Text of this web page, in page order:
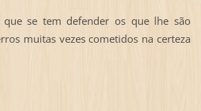
se tem defender os que lhe são
muitas vezes cometidos na certeza